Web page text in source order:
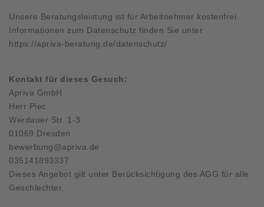
Unsere Beratungsleistung ist für Arbeitnehmer kostenfrei.
Informationen zum Datenschutz finden Sie unter
https://apriva-beratung.de/datenschutz/
Kontakt für dieses Gesuch:
Apriva GmbH
Herr Piec
Werdauer Str. 1-3
01069 Dresden
bewerbung@apriva.de
035141893337
Dieses Angebot gilt unter Berücksichtigung des AGG für alle
Geschlechter.